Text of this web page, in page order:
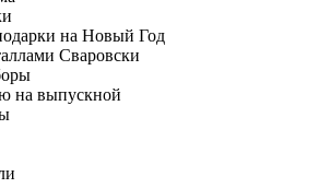
на Новый Год
Сваровски
на выпускной